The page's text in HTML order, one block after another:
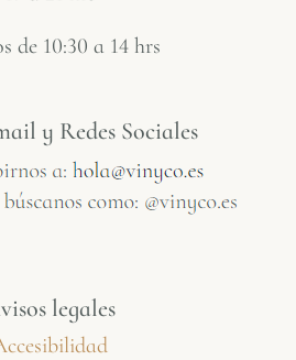
de 10:30 a 14 hrs
y Redes Sociales
legales